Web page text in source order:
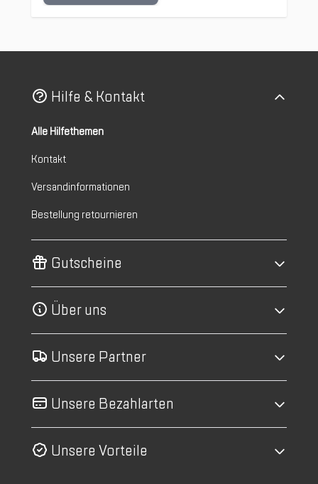
Hilfe & Kontakt
Alle Hilfethemen
Kontakt
Versandinformationen
Bestellung retournieren
Gutscheine
Über uns
Unsere Partner
Unsere Bezahlarten
Unsere Vorteile